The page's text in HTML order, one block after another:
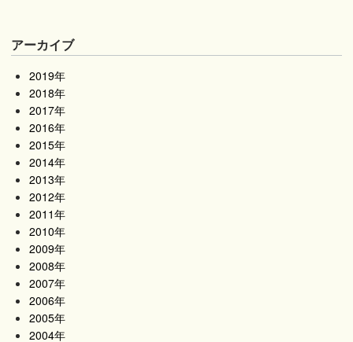
アーカイブ
2019年
2018年
2017年
2016年
2015年
2014年
2013年
2012年
2011年
2010年
2009年
2008年
2007年
2006年
2005年
2004年